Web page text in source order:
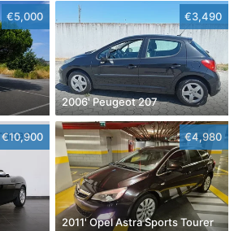
€5,000 €3,490
2006' Peugeot 207
€10,900 €4,980
2011' Opel Astra Sports Tourer